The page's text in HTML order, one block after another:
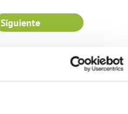
Página 88 de 102
Siguiente